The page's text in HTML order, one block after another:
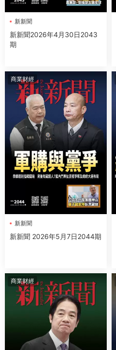
新新聞
新新聞2026年4月30日2043
期
商業财經
新新聞
新新聞 2026年5月7日2044期
商業财經